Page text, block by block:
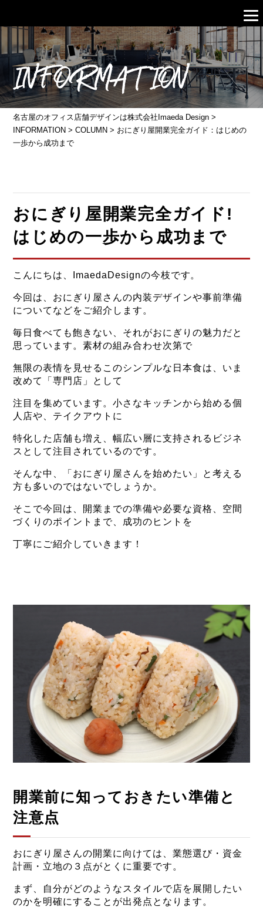
INFORMATION
名古屋のオフィス店舗デザインは株式会社Imaeda Design >
INFORMATION >COLUMN > おにぎり屋開業完全ガイド：はじめの
一歩から成功まで
おにぎり屋開業完全ガイド!
はじめの一歩から成功まで
こんにちは、ImaedaDesignの今枝です。
今回は、おにぎり屋さんの内装デザインや事前準備
についてなどをご紹介します。
毎日食べても飽きない、それがおにぎりの魅力だと
思っています。素材の組み合わせ次第で
無限の表情を見せるこのシンプルな日本食は、いま
改めて「専門店」として
注目を集めています。小さなキッチンから始める個
人店や、テイクアウトに
特化した店舗も増え、幅広い層に支持されるビジネ
スとして注目されているのです。
そんな中、「おにぎり屋さんを始めたい」と考える
方も多いのではないでしょうか。
そこで今回は、開業までの準備や必要な資格、空間
づくりのポイントまで、成功のヒントを
丁寧にご紹介していきます！
開業前に知っておきたい準備と
注意点
おにぎり屋さんの開業に向けては、業態選び・資金
計画・立地の３点がとくに重要です。
まず、自分がどのようなスタイルで店を展開したい
のかを明確にすることが出発点となります。